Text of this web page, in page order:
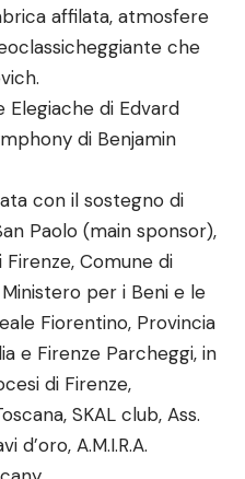
affilata, atmosfere
che
Elegiache di Edvard
di Benjamin
con il sostegno di
Paolo (main sponsor),
Firenze, Comune di
Ministero per i Beni e le
Fiorentino, Provincia
e Firenze Parcheggi, in
di Firenze,
SKAL club, Ass.
d’oro, A.M.I.R.A.